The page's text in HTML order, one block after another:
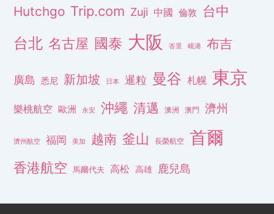
Hutchgo Trip.com Zuji 中國 倫敦 台中
台北 名古屋 國泰 大阪 峇里 峴港 布吉
廣島 悉尼 新加坡 日本 暹粒 曼谷 札幌 東京
樂桃航空 歐洲 永安 沖繩 清邁 澳洲 澳門 濟州
濟州航空 福岡 美加 越南 釜山 長榮航空 首爾
香港航空 馬爾代夫 高松 高雄 鹿兒島